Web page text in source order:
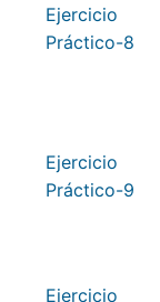
Ejercicio
Práctico-8
Ejercicio
Práctico-9
Ejercicio